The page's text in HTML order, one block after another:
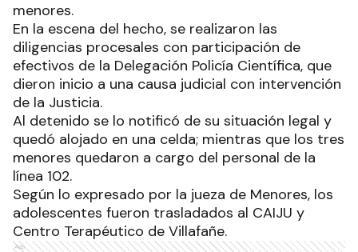
menores.
En la escena del hecho, se realizaron las
diligencias procesales con participación de
efectivos de la Delegación Policía Científica, que
dieron inicio a una causa judicial con intervención
de la Justicia.
Al detenido se lo notificó de su situación legal y
quedó alojado en una celda; mientras que los tres
menores quedaron a cargo del personal de la
línea 102.
Según lo expresado por la jueza de Menores, los
adolescentes fueron trasladados al CAIJU y
Centro Terapéutico de Villafañe.
Ads